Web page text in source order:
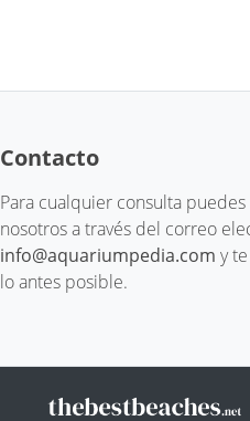
Contacto
Para cualquier consulta
nosotros a través del correo
info@aquariumpedia.com y
lo antes posible.